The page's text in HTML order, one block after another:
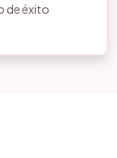
de éxito